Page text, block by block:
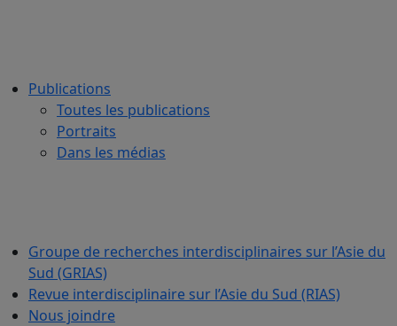
Publications
Toutes les publications
Portraits
Dans les médias
Groupe de recherches interdisciplinaires sur l’Asie du
Sud (GRIAS)
Revue interdisciplinaire sur l’Asie du Sud (RIAS)
Nous joindre